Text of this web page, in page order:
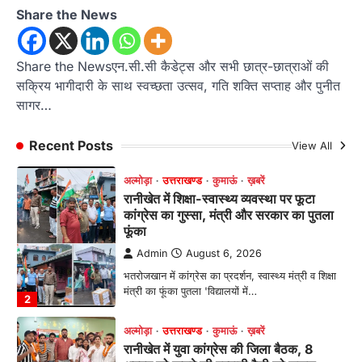
Share the News
Share the Newsएन.सी.सी कैडेट्स और सभी छात्र-छात्राओं की
सक्रिय भागीदारी के साथ स्वच्छता उत्सव, गति शक्ति सप्ताह और पुनीत
सागर…
Recent Posts View All
1
आयोजित श्रीमद्भागवत कथा के चतुर्थ दिवस गुरुवार को…
2
अल्मोड़ा उत्तराखण्ड कुमाऊं ख़बरें
रानीखेत में शिक्षा-स्वास्थ्य व्यवस्था पर फूटा
Admin August 6, 2026
मंत्री का फूंका पुतला 'विद्यालयों में…
3
अल्मोड़ा उत्तराखण्ड कुमाऊं ख़बरें
रानीखेत में युवा कांग्रेस की जिला बैठक, 8
अगस्त को खड़गे की हल्द्वानी रैली को सफल
बनाने का लिया संकल्प
Admin August 6, 2026
संगठन मजबूत करने और युवाओं…